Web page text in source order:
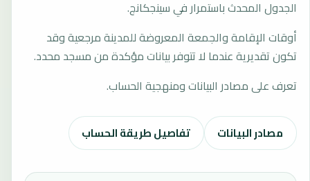
الجدول المحدث باستمرار في سينجكانج.
أوقات الإقامة والجمعة المعروضة للمدينة مرجعية وقد
تكون تقديرية عندما لا تتوفر بيانات مؤكدة من مسجد محدد.
تعرف على مصادر البيانات ومنهجية الحساب.
مصادر البيانات تفاصيل طريقة الحساب